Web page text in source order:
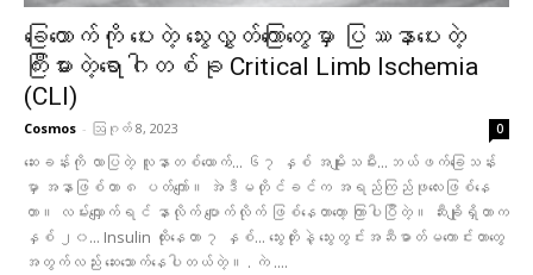
ခြေထောက်ကို ပေးတဲ့ သွေးလွှတ်ကြောတွေမှာ ပြဿနာပေးတဲ့
ကြီးမားတဲ့ရောဂါတစ်ခု Critical Limb Ischemia
(CLI)
Cosmos - ဩဂုတ် 8, 2023 0
ဆေးခန်းကို လာပြတဲ့ လူနာတစ်ယောက်... ၆၇ နှစ် အမျိုးသမီး...ဘယ်ဖက်ခြေသန်း
မှာ အနာဖြစ်တာ ၈ ပတ်ကျော်။ အဲဒီမတိုင်ခင်က အရည်ကြည်ဖုလေးဖြစ်နေ
တာ။ လမ်းလျှောက်ရင် နာလိုက် ပျောက်လိုက် ဖြစ်နေတာတော့ ကြာ​ပါပြီတဲ့။ ဆီးချိုရှိတာက
နှစ် ၂၀... Insulin ထိုးနေတာ ၇ နှစ်... သွေးတိုးနဲ့ သွေးတွင်းအဆီဓာတ်မကောင်းတာတွေ
အတွက်လည်း ဆေးသောက်နေပါတယ်တဲ့။ . ကဲ ....